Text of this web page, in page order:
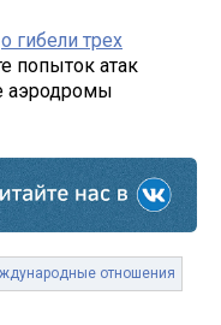
о гибели трех
попыток атак
аэродромы
отношения